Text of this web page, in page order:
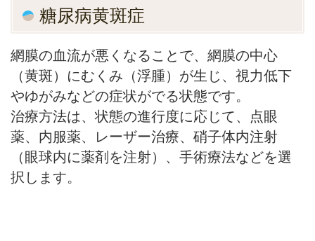
糖尿病黄斑症
網膜の血流が悪くなることで、網膜の中心
（黄斑）にむくみ（浮腫）が生じ、視力低下
やゆがみなどの症状がでる状態です。
治療方法は、状態の進行度に応じて、点眼
薬、内服薬、レーザー治療、硝子体内注射
（眼球内に薬剤を注射）、手術療法などを選
択します。